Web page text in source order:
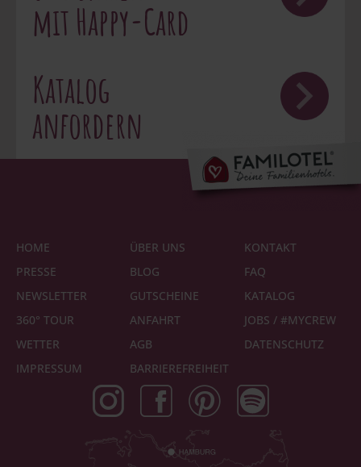
mit Happy-Card
Katalog
anfordern
HOME
PRESSE
NEWSLETTER
360° TOUR
WETTER
IMPRESSUM
ÜBER UNS
BLOG
GUTSCHEINE
ANFAHRT
AGB
BARRIEREFREIHEIT
KONTAKT
FAQ
KATALOG
JOBS / #MYCREW
DATENSCHUTZ